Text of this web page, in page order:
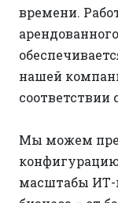
времени.
нашей
соответствии
Мы можем
масштабы ИТ-